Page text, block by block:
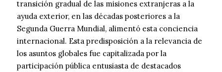
transición gradual de las misiones extranjeras a la
ayuda exterior, en las décadas posteriores a la
Segunda Guerra Mundial, alimentó esta conciencia
internacional. Esta predisposición a la relevancia de
los asuntos globales fue capitalizada por la
participación pública entusiasta de destacados